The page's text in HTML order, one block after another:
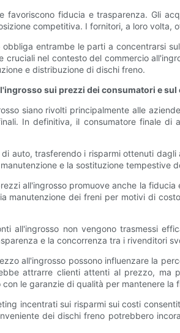
favoriscono fiducia e trasparenza. Gli
competitiva. I fornitori, a loro
entrambe le parti a concentrarsi
cruciali nel contesto del commercio
e distribuzione di dischi freno.
sui prezzi dei consumatori e
siano rivolti principalmente alle
In definitiva, il consumatore finale
auto, trasferendo i risparmi ottenuti
e la sostituzione tempestive
all'ingrosso promuove anche la
manutenzione dei freni per motivi di
all'ingrosso non vengono trasmessi
e la concorrenza tra i rivenditori
all'ingrosso possono influenzare la
attrarre clienti attenti al prezzo, ma
le garanzie di qualità per mantenere la
incentrati sui risparmi sui costi
dei dischi freno potrebbero